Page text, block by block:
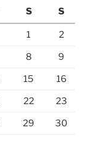
S S
1 2
8 9
15 16
22 23
29 30